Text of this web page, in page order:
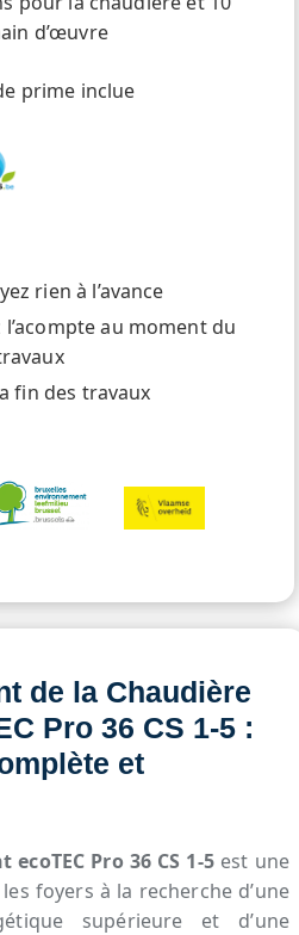
d’œuvre
prime inclue
rien à l’avance
l’acompte au moment du
fin des travaux
de la Chaudière
Pro 36 CS 1-5 :
et
ecoTEC Pro 36 CS 1-5est une
foyers à la recherche d’une
supérieure et d’une